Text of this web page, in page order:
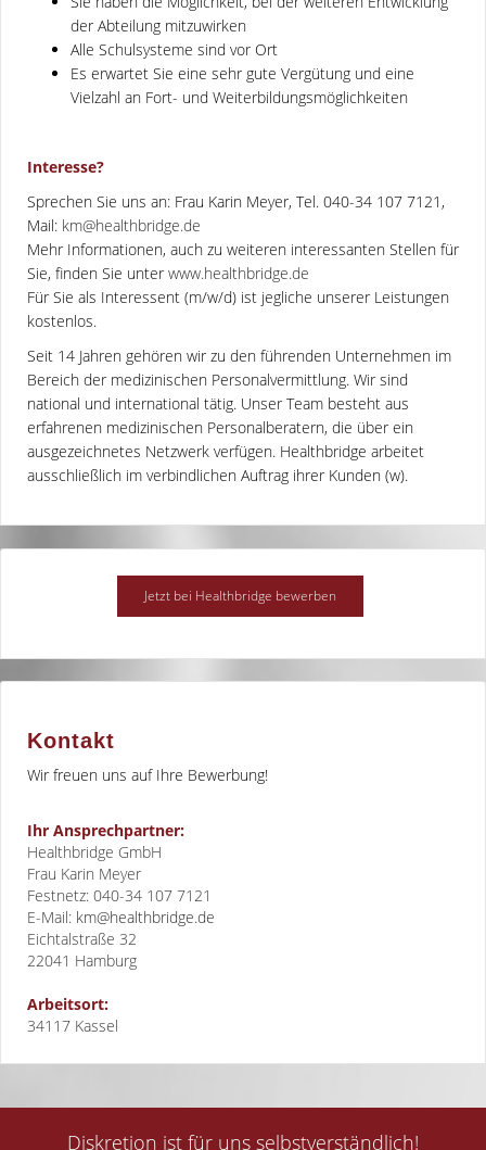
der Abteilung mitzuwirken
Alle Schulsysteme sind vor Ort
Es erwartet Sie eine sehr gute Vergütung und eine
Vielzahl an Fort- und Weiterbildungsmöglichkeiten
Interesse?
Sprechen Sie uns an: Frau Karin Meyer, Tel. 040-34 107 7121,
Mail: km@healthbridge.de
Mehr Informationen, auch zu weiteren interessanten Stellen für
Sie, finden Sie unter www.healthbridge.de
Für Sie als Interessent (m/w/d) ist jegliche unserer Leistungen
kostenlos.
Seit 14 Jahren gehören wir zu den führenden Unternehmen im
Bereich der medizinischen Personalvermittlung. Wir sind
national und international tätig. Unser Team besteht aus
erfahrenen medizinischen Personalberatern, die über ein
ausgezeichnetes Netzwerk verfügen. Healthbridge arbeitet
ausschließlich im verbindlichen Auftrag ihrer Kunden (w).
Kontakt
Wir freuen uns auf Ihre Bewerbung!
Ihr Ansprechpartner:
Healthbridge GmbH
Frau Karin Meyer
Festnetz: 040-34 107 7121
E-Mail: km@healthbridge.de
Eichtalstraße 32
22041 Hamburg
Arbeitsort:
34117 Kassel
Diskretion ist für uns selbstverständlich!